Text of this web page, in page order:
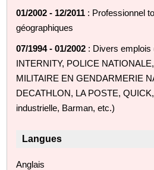
01/2002 - 12/2011 : Professionnel
géographiques
07/1994 - 01/2002 : Divers emplois
INTERNITY, POLICE
MILITAIRE EN GENDARMERIE
DECATHLON, LA POSTE,
industrielle, Barman, etc.)
Langues
Anglais